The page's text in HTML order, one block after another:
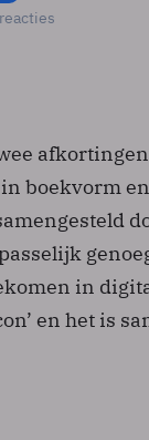
boekvorm
in
en het is